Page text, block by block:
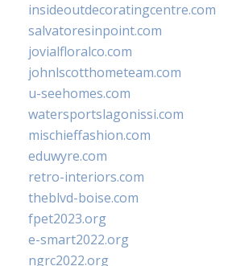
insideoutdecoratingcentre.com
salvatoresinpoint.com
jovialfloralco.com
johnlscotthometeam.com
u-seehomes.com
watersportslagonissi.com
mischieffashion.com
eduwyre.com
retro-interiors.com
theblvd-boise.com
fpet2023.org
e-smart2022.org
ngrc2022.org